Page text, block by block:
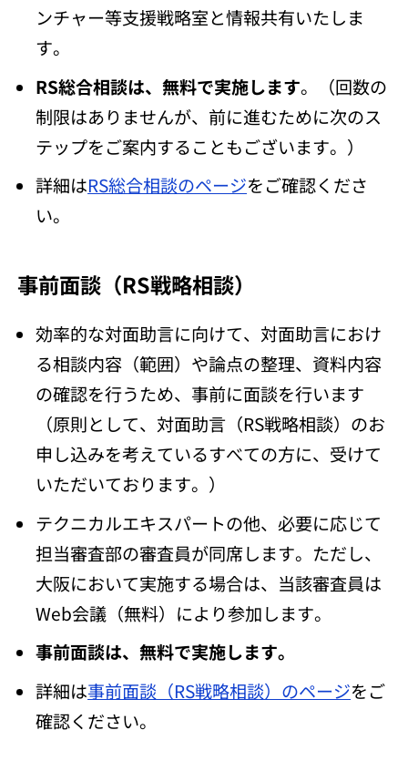
ンチャー等支援戦略室と情報共有いたしま
す。
RS総合相談は、無料で実施します。（回数の
制限はありませんが、前に進むために次のス
テップをご案内することもございます。）
詳細はRS総合相談のページをご確認くださ
い。
事前面談（RS戦略相談）
効率的な対面助言に向けて、対面助言におけ
る相談内容（範囲）や論点の整理、資料内容
の確認を行うため、事前に面談を行います
（原則として、対面助言（RS戦略相談）のお
申し込みを考えているすべての方に、受けて
いただいております。）
テクニカルエキスパートの他、必要に応じて
担当審査部の審査員が同席します。ただし、
大阪において実施する場合は、当該審査員は
Web会議（無料）により参加します。
事前面談は、無料で実施します。
詳細は事前面談（RS戦略相談）のページをご
確認ください。